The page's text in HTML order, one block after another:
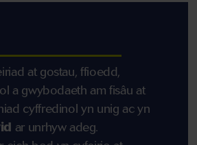
at gostau, ffioedd,
a gwybodaeth am fisâu at
cyffredinol yn unig ac yn
ar unrhyw adeg.